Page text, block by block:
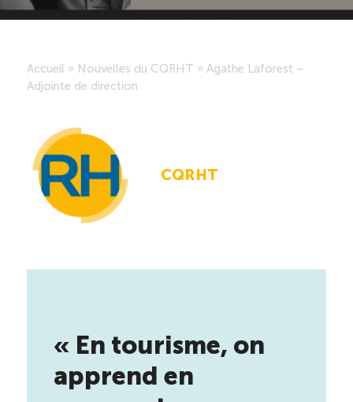
Saisonnalité des emplois
Outils et ressources
Portail RH
Descriptions de fonction
Balados
Programmes d’aide et subventions
Accueil » Nouvelles du CQRHT » Agathe Laforest –
Adjointe de direction
CQRHT
« En tourisme, on
apprend en